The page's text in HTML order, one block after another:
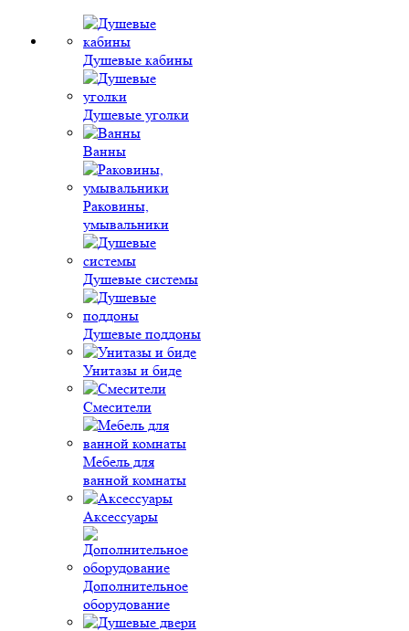
Душевые кабины
Душевые уголки
Ванны
Раковины,
умывальники
Душевые системы
Душевые поддоны
Унитазы и биде
Смесители
Мебель для
ванной комнаты
Аксессуары
Дополнительное
оборудование